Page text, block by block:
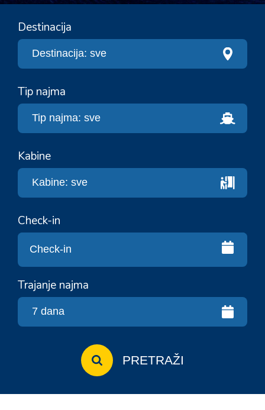
Destinacija
Tip najma
Kabine
Check-in
Trajanje najma
PRETRAŽI